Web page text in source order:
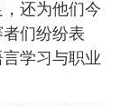
还为他们今
们纷纷表
学习与职业